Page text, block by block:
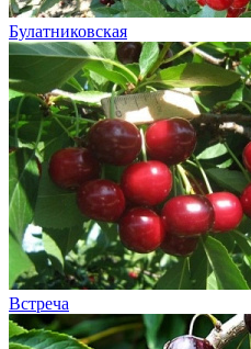
Булатниковская
Встреча